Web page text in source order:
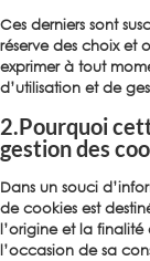
Ces derniers sont
réserve des choix et
exprimer à tout
d’utilisation et de
2.Pourquoi
gestion des
Dans un souci
de cookies est
l’origine et la
l’occasion de sa